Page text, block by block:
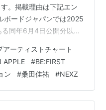
。掲載理由は下記エン
ボードジャパンでは2025
同年6月4日公開分以
ールを導入。Streaming
Albumsチャート(後者は
チャートは総合100位以
は同26週ランクインした
を施しま…
アーティストチャート
APPLE #BE:FIRST
ン #桑田佳祐 #NEXZ